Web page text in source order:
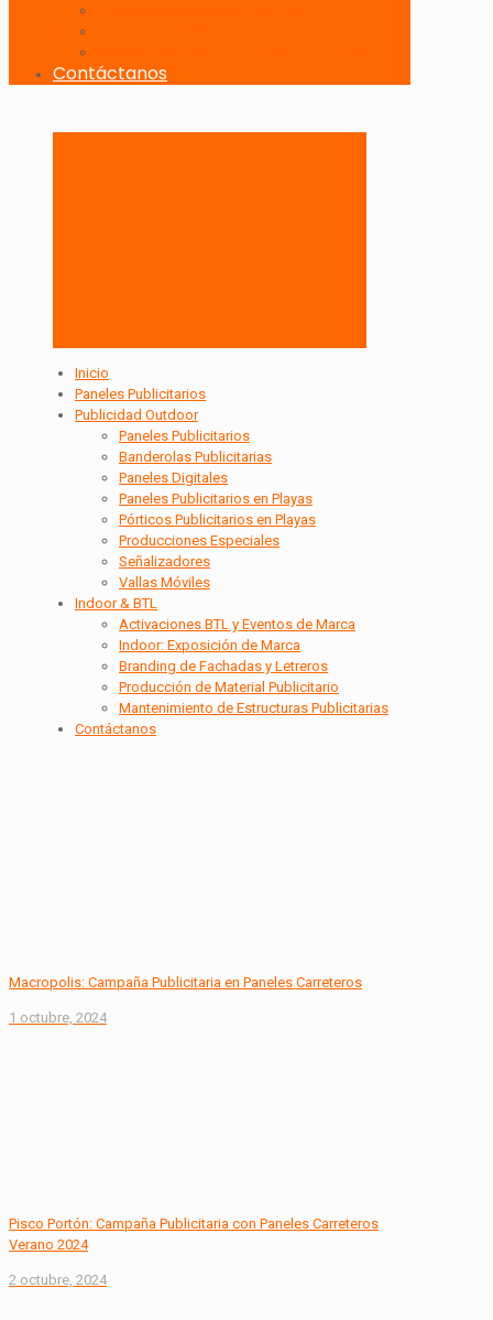
Contáctanos
Inicio
Paneles Publicitarios
Publicidad Outdoor
Paneles Publicitarios
Banderolas Publicitarias
Paneles Digitales
Paneles Publicitarios en Playas
Pórticos Publicitarios en Playas
Producciones Especiales
Señalizadores
Vallas Móviles
Indoor & BTL
Activaciones BTL y Eventos de Marca
Indoor: Exposición de Marca
Branding de Fachadas y Letreros
Producción de Material Publicitario
Mantenimiento de Estructuras Publicitarias
Contáctanos
Macropolis: Campaña Publicitaria en Paneles Carreteros
1 octubre, 2024
Pisco Portón: Campaña Publicitaria con Paneles Carreteros
Verano 2024
2 octubre, 2024